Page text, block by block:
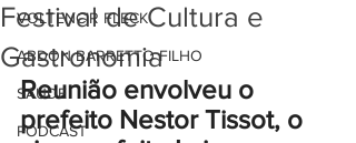
VOLTENCIR FLECK
ABDON BARRETTO FILHO
SAÚDE
PODCAST
Festival de Cultura e
Gastronomia
Reunião envolveu o
prefeito Nestor Tissot, o